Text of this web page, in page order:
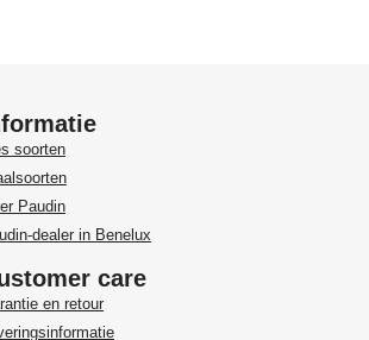
soorten
Paudin
dealer in Benelux
care
en retour